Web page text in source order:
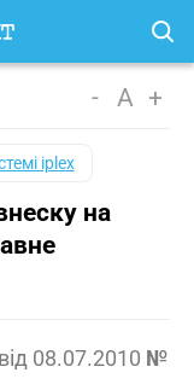
- A +
iplex
на
від 08.07.2010 №